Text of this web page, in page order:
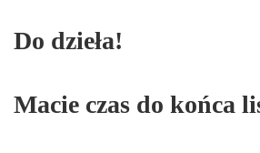
Do dzieła!
Macie czas do końca